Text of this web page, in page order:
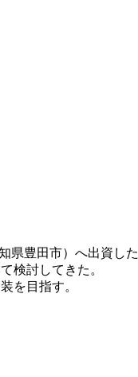
県豊田市）へ出資した
検討してきた。
を目指す。